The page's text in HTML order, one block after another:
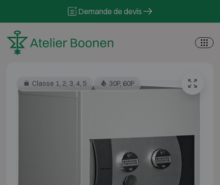
Demande de devis
Classe 1, 2, 3, 4, 5 30P, 60P